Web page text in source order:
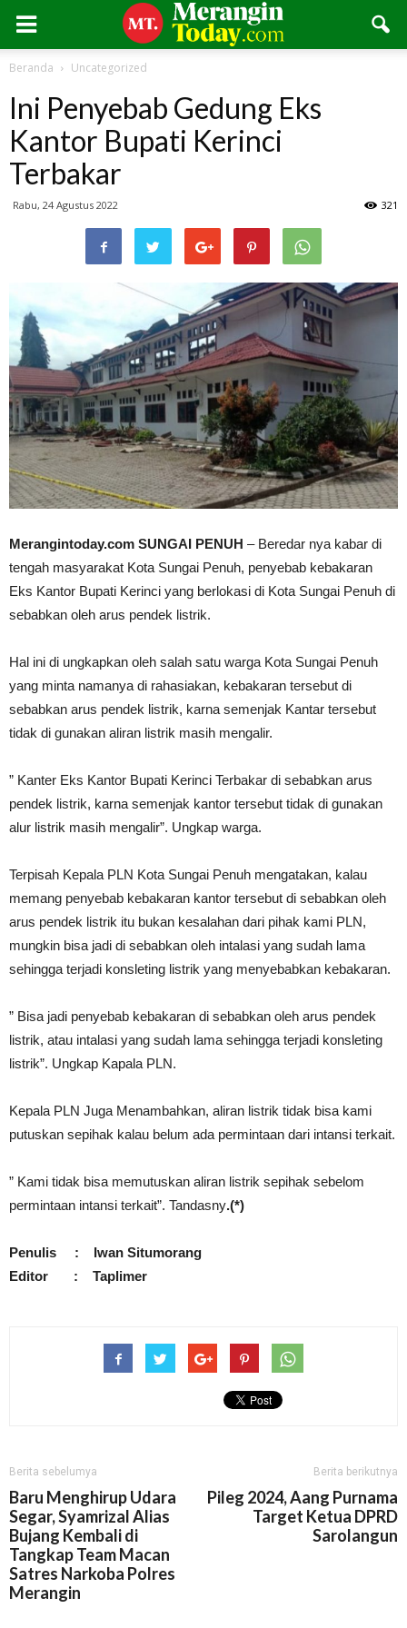
Beranda Uncategorized
Ini Penyebab Gedung Eks
Kantor Bupati Kerinci
Terbakar
Rabu, 24 Agustus 2022 321
Merangintoday.com SUNGAI PENUH – Beredar nya kabar di
tengah masyarakat Kota Sungai Penuh, penyebab kebakaran
Eks Kantor Bupati Kerinci yang berlokasi di Kota Sungai Penuh di
sebabkan oleh arus pendek listrik.
Hal ini di ungkapkan oleh salah satu warga Kota Sungai Penuh
yang minta namanya di rahasiakan, kebakaran tersebut di
sebabkan arus pendek listrik, karna semenjak Kantar tersebut
tidak di gunakan aliran listrik masih mengalir.
” Kanter Eks Kantor Bupati Kerinci Terbakar di sebabkan arus
pendek listrik, karna semenjak kantor tersebut tidak di gunakan
alur listrik masih mengalir”. Ungkap warga.
Terpisah Kepala PLN Kota Sungai Penuh mengatakan, kalau
memang penyebab kebakaran kantor tersebut di sebabkan oleh
arus pendek listrik itu bukan kesalahan dari pihak kami PLN,
mungkin bisa jadi di sebabkan oleh intalasi yang sudah lama
sehingga terjadi konsleting listrik yang menyebabkan kebakaran.
” Bisa jadi penyebab kebakaran di sebabkan oleh arus pendek
listrik, atau intalasi yang sudah lama sehingga terjadi konsleting
listrik”. Ungkap Kapala PLN.
Kepala PLN Juga Menambahkan, aliran listrik tidak bisa kami
putuskan sepihak kalau belum ada permintaan dari intansi terkait.
” Kami tidak bisa memutuskan aliran listrik sepihak sebelom
permintaan intansi terkait”. Tandasny.(*)
Penulis : Iwan Situmorang
Editor : Taplimer
Berita sebelumya
Baru Menghirup Udara
Segar, Syamrizal Alias
Bujang Kembali di
Tangkap Team Macan
Satres Narkoba Polres
Merangin
Berita berikutnya
Pileg 2024, Aang Purnama
Target Ketua DPRD
Sarolangun